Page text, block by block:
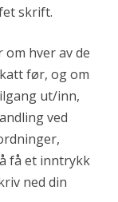
skrift.
hver av de
før, og om
ut/inn,
ved
få et inntrykk
ned din